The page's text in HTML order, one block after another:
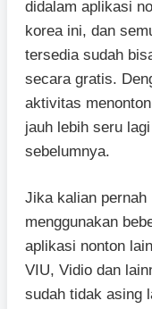
didalam aplikasi
korea ini, dan
tersedia sudah
secara gratis.
aktivitas
jauh lebih seru
sebelumnya.
Jika kalian pernah
menggunakan
aplikasi nonton
VIU, Vidio dan
sudah tidak asing